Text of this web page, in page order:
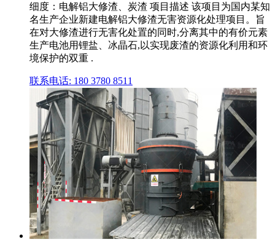
细度：电解铝大修渣、炭渣 项目描述 该项目为国内某知
名生产企业新建电解铝大修渣无害资源化处理项目。旨
在对大修渣进行无害化处置的同时,分离其中的有价元素
生产电池用锂盐、冰晶石,以实现废渣的资源化利用和环
境保护的双重 .
联系电话: 180 3780 8511